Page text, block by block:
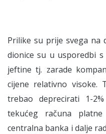
Prilike su prije svega na
dionice su u usporedbi
jeftine tj. zarade
cijene relativno visoke.
trebao deprecirati 1-
tekućeg računa
centralna banka i dalje